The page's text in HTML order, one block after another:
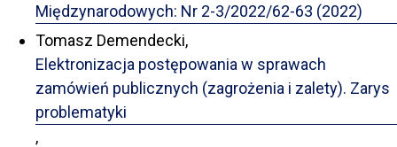
Międzynarodowych: Nr 2-3/2022/62-63 (2022)
Tomasz Demendecki,
Elektronizacja postępowania w sprawach
zamówień publicznych (zagrożenia i zalety). Zarys
problematyki
,